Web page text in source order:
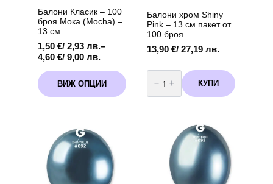
page
Балони Класик – 100
броя Мока (Mocha) –
13 см
1,50 €/ 2,93 лв.–
4,60 €/ 9,00 лв.
Price
1,50 €
/
2,93 лв.
9,00 лв.
ВИЖ ОПЦИИ
This
product
has
options
may
chosen
Балони хром Shiny
Pink – 13 см пакет от
100 броя
13,90 €/ 27,19 лв.
количество
за
Балони
хром
КУПИ